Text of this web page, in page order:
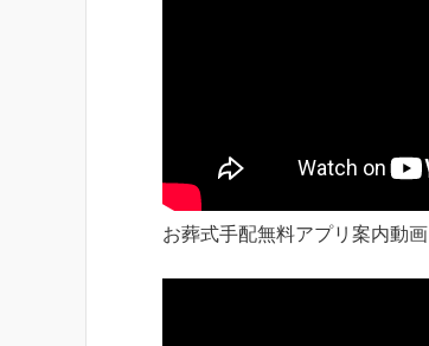
お葬式手配無料アプリ案内動画